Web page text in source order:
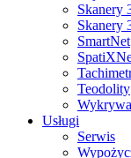
Skanery
Skanery
SmartNet
Teodolity
Usługi
Serwis